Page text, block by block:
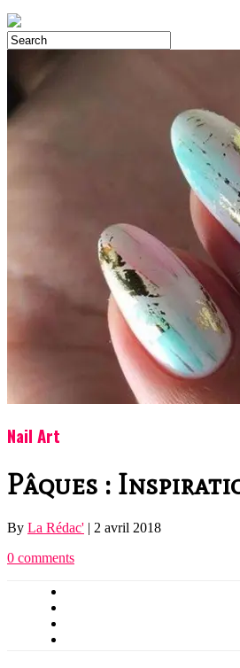
Nail Art
Pâques :
By La Rédac' | 2 avril 2018
0 comments